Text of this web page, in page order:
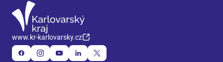
www.kr-karlovarsky.cz